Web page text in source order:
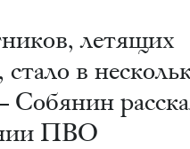
летящих
в
ПВО